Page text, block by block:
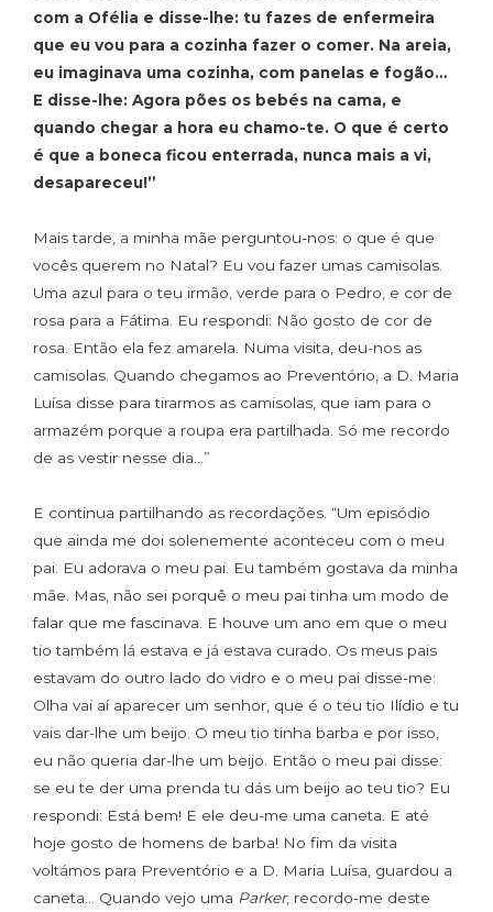
com a Ofélia e disse-lhe: tu fazes de enfermeira
que eu vou para a cozinha fazer o comer. Na areia,
eu imaginava uma cozinha, com panelas e fogão…
E disse-lhe: Agora pões os bebés na cama, e
quando chegar a hora eu chamo-te. O que é certo
é que a boneca ficou enterrada, nunca mais a vi,
desapareceu!”
Mais tarde, a minha mãe perguntou-nos: o que é que
vocês querem no Natal? Eu vou fazer umas camisolas.
Uma azul para o teu irmão, verde para o Pedro, e cor de
rosa para a Fátima. Eu respondi: Não gosto de cor de
rosa. Então ela fez amarela. Numa visita, deu-nos as
camisolas. Quando chegamos ao Preventório, a D. Maria
Luísa disse para tirarmos as camisolas, que iam para o
armazém porque a roupa era partilhada. Só me recordo
de as vestir nesse dia…”
E continua partilhando as recordações. “Um episódio
que ainda me doi solenemente aconteceu com o meu
pai. Eu adorava o meu pai. Eu também gostava da minha
mãe. Mas, não sei porquê o meu pai tinha um modo de
falar que me fascinava. E houve um ano em que o meu
tio também lá estava e já estava curado. Os meus pais
estavam do outro lado do vidro e o meu pai disse-me:
Olha vai aí aparecer um senhor, que é o teu tio Ilídio e tu
vais dar-lhe um beijo. O meu tio tinha barba e por isso,
eu não queria dar-lhe um beijo. Então o meu pai disse:
se eu te der uma prenda tu dás um beijo ao teu tio? Eu
respondi: Está bem! E ele deu-me uma caneta. E até
hoje gosto de homens de barba! No fim da visita
voltámos para Preventório e a D. Maria Luísa, guardou a
caneta… Quando vejo uma Parker, recordo-me deste